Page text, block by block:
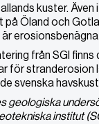
kuster. Även
på Öland och
erosionsbenägna.
från SGI finns
för stranderosion
svenska
geologiska
institut